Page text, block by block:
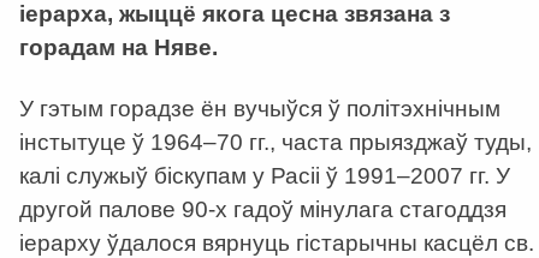
іерарха, жыццё якога цесна звязана з
горадам на Няве.
У гэтым горадзе ён вучыўся ў політэхнічным
інстытуце ў 1964–70 гг., часта прыязджаў туды,
калі служыў біскупам у Расіі ў 1991–2007 гг. У
другой палове 90-х гадоў мінулага стагоддзя
іерарху ўдалося вярнуць гістарычны касцёл св.